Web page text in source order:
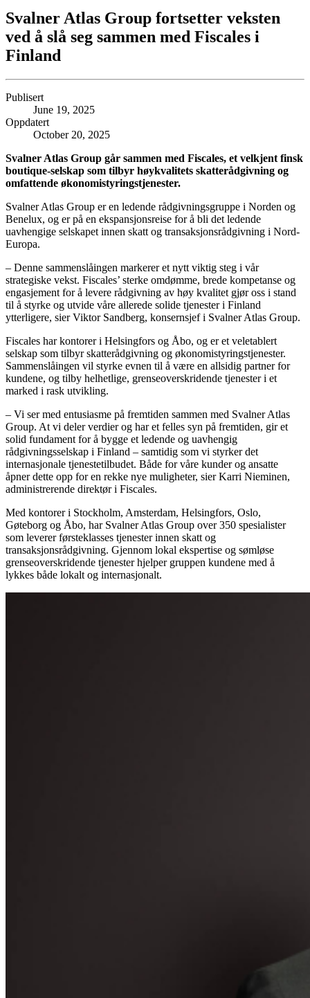
Svalner Atlas Group fortsetter veksten
ved å slå seg sammen med Fiscales i
Finland
Publisert
June 19, 2025
Oppdatert
October 20, 2025
Svalner Atlas Group går sammen med Fiscales, et velkjent finsk
boutique-selskap som tilbyr høykvalitets skatterådgivning og
omfattende økonomistyringstjenester.
Svalner Atlas Group er en ledende rådgivningsgruppe i Norden og
Benelux, og er på en ekspansjonsreise for å bli det ledende
uavhengige selskapet innen skatt og transaksjonsrådgivning i Nord-
Europa.
– Denne sammenslåingen markerer et nytt viktig steg i vår
strategiske vekst. Fiscales’ sterke omdømme, brede kompetanse og
engasjement for å levere rådgivning av høy kvalitet gjør oss i stand
til å styrke og utvide våre allerede solide tjenester i Finland
ytterligere, sier Viktor Sandberg, konsernsjef i Svalner Atlas Group.
Fiscales har kontorer i Helsingfors og Åbo, og er et veletablert
selskap som tilbyr skatterådgivning og økonomistyringstjenester.
Sammenslåingen vil styrke evnen til å være en allsidig partner for
kundene, og tilby helhetlige, grenseoverskridende tjenester i et
marked i rask utvikling.
– Vi ser med entusiasme på fremtiden sammen med Svalner Atlas
Group. At vi deler verdier og har et felles syn på fremtiden, gir et
solid fundament for å bygge et ledende og uavhengig
rådgivningsselskap i Finland – samtidig som vi styrker det
internasjonale tjenestetilbudet. Både for våre kunder og ansatte
åpner dette opp for en rekke nye muligheter, sier Karri Nieminen,
administrerende direktør i Fiscales.
Med kontorer i Stockholm, Amsterdam, Helsingfors, Oslo,
Gøteborg og Åbo, har Svalner Atlas Group over 350 spesialister
som leverer førsteklasses tjenester innen skatt og
transaksjonsrådgivning. Gjennom lokal ekspertise og sømløse
grenseoverskridende tjenester hjelper gruppen kundene med å
lykkes både lokalt og internasjonalt.